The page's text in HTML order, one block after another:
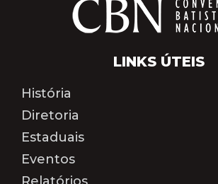
LINKS ÚTEIS
História
Diretoria
Estaduais
Eventos